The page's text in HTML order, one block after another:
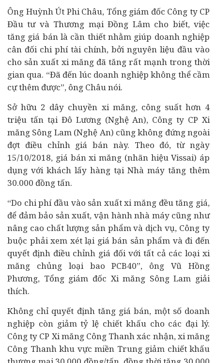
Ông Huỳnh Út Phi Châu, Tổng giám đốc Công ty CP
Đầu tư và Thương mại Đồng Lâm cho biết, việc
tăng giá bán là cần thiết nhằm giúp doanh nghiệp
cân đối chi phí tài chính, bởi nguyên liệu đầu vào
cho sản xuất xi măng đã tăng rất mạnh trong thời
gian qua. “Đã đến lúc doanh nghiệp không thể cầm
cự thêm được”, ông Châu nói.
Sở hữu 2 dây chuyền xi măng, công suất hơn 4
triệu tấn tại Đô Lương (Nghệ An), Công ty CP Xi
măng Sông Lam (Nghệ An) cũng không đứng ngoài
đợt điều chỉnh giá bán này. Theo đó, từ ngày
15/10/2018, giá bán xi măng (nhãn hiệu Vissai) áp
dụng với khách lấy hàng tại Nhà máy tăng thêm
30.000 đồng tấn.
“Do chi phí đầu vào sản xuất xi măng đều tăng giá,
để đảm bảo sản xuất, vận hành nhà máy cũng như
nâng cao chất lượng sản phẩm và dịch vụ, Công ty
buộc phải xem xét lại giá bán sản phẩm và đi đến
quyết định điều chỉnh giá đối với tất cả các loại xi
măng chủng loại bao PCB40”, ông Vũ Hồng
Phương, Tổng giám đốc Xi măng Sông Lam giải
thích.
Không chỉ quyết định tăng giá bán, một số doanh
nghiệp còn giảm tỷ lệ chiết khấu cho các đại lý.
Công ty CP Xi măng Công Thanh xác nhận, xi măng
Công Thanh khu vực miền Trung giảm chiết khấu